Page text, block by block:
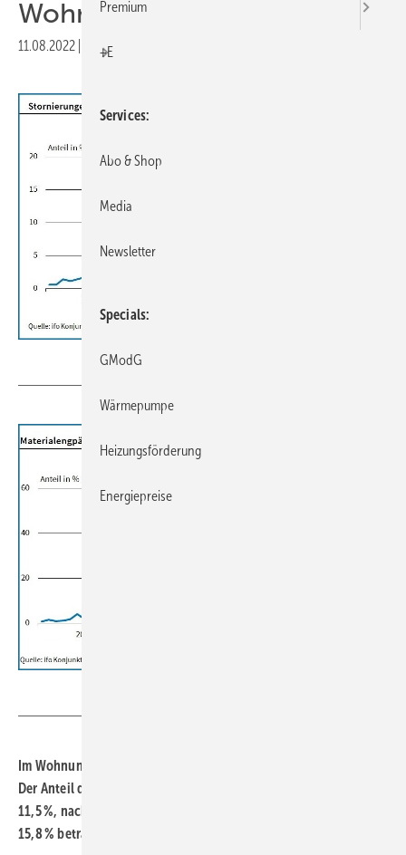
Wohnungsbau
11.08.2022 Druckvorschau
Im Wohnungsbau werden immer noch viele Projekte gestrichen.
Der Anteil der betroffenen Unternehmen lag im Juli 2022 bei
11,5 %, nach 12,3 % im Vormonat. Im Mai hatte der Anteil sogar
15,8 % betragen. Das geht aus den Umfragen des hervor.
Premium
+E
Services
Abo & Shop
Media
Newsletter
Specials
GModG
Wärmepumpe
Heizungsförderung
Energiepreise